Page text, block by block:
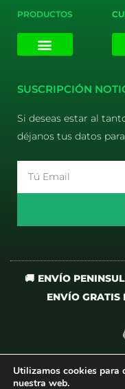
PRODUCTOS
SUSCRIPCIÓN
Si deseas estar al
déjanos tus datos
🚚 ENVÍO
ENVÍO
Utilizamos cookies para
nuestra web.